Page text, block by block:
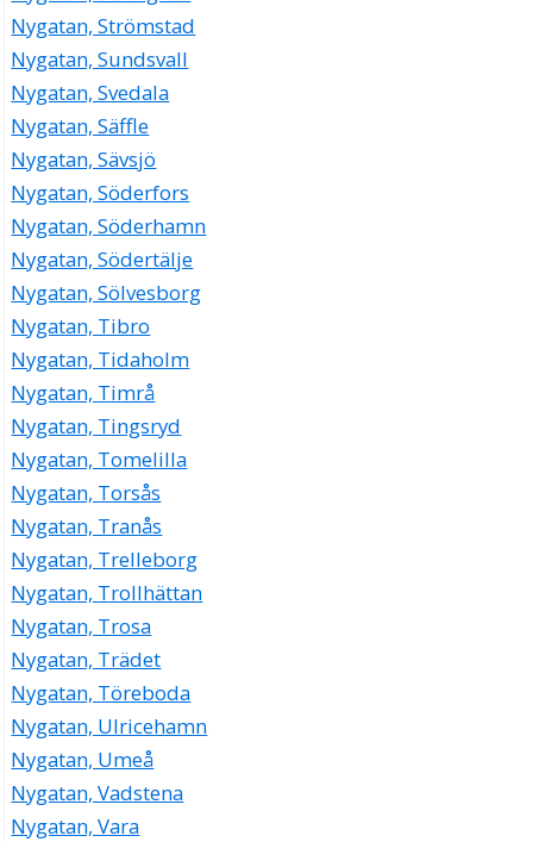
Nygatan, Strömstad
Nygatan, Sundsvall
Nygatan, Svedala
Nygatan, Säffle
Nygatan, Sävsjö
Nygatan, Söderfors
Nygatan, Söderhamn
Nygatan, Södertälje
Nygatan, Sölvesborg
Nygatan, Tibro
Nygatan, Tidaholm
Nygatan, Timrå
Nygatan, Tingsryd
Nygatan, Tomelilla
Nygatan, Torsås
Nygatan, Tranås
Nygatan, Trelleborg
Nygatan, Trollhättan
Nygatan, Trosa
Nygatan, Trädet
Nygatan, Töreboda
Nygatan, Ulricehamn
Nygatan, Umeå
Nygatan, Vadstena
Nygatan, Vara